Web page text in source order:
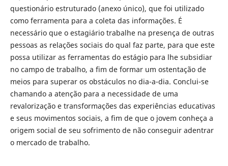
questionário estruturado (anexo único), que foi utilizado
como ferramenta para a coleta das informações. É
necessário que o estagiário trabalhe na presença de outras
pessoas as relações sociais do qual faz parte, para que este
possa utilizar as ferramentas do estágio para lhe subsidiar
no campo de trabalho, a fim de formar um ostentação de
meios para superar os obstáculos no dia-a-dia. Conclui-se
chamando a atenção para a necessidade de uma
revalorização e transformações das experiências educativas
e seus movimentos sociais, a fim de que o jovem conheça a
origem social de seu sofrimento de não conseguir adentrar
o mercado de trabalho.